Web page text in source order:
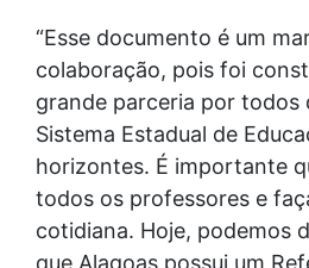
“Esse documento é um
colaboração, pois foi
grande parceria por todos
Sistema Estadual de
horizontes. É importante
todos os professores e
cotidiana. Hoje, podemos
que Alagoas possui um